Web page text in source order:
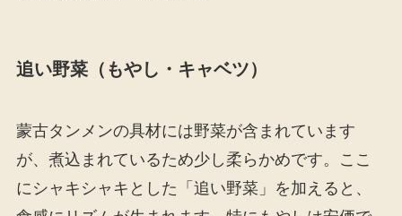
追い野菜（もやし・キャベツ）
蒙古タンメンの具材には野菜が含まれています
が、煮込まれているため少し柔らかめです。ここ
にシャキシャキとした「追い野菜」を加えると、